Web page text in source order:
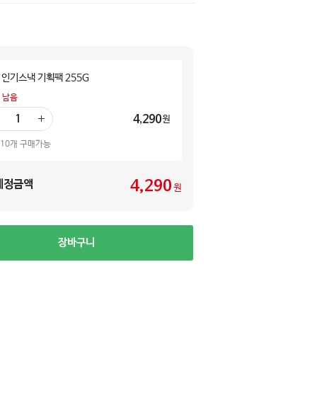
기스낵 기획팩 255G
남음
더
하
기
4,290원
개 구매가능
정금액 4,290 원
장바구니